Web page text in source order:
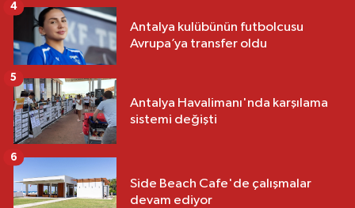
Antalya kulübünün futbolcusu
Avrupa’ya transfer oldu
4
Antalya Havalimanı'nda karşılama
sistemi değişti
5
Side Beach Cafe'de çalışmalar
devam ediyor
6